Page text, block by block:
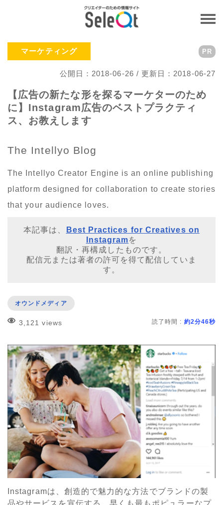
マーケティング
公開日：2018-06-26 / 更新日：2018-06-27
PR
【広告の新たな形を探るマーケターのため
に】Instagram広告のベストプラクティ
ス、お教えします
The Intellyo Blog
The Intellyo Creator Engine is an online publishing
platform designed for collaboration to create stories
that your audience loves.
本記事は、
Best Practices for Creatives on
Instagramを
翻訳・再構成したものです。
配信元または著者の許可を得て配信していま
す。
オウンドメディア
3,121 views 読了時間 : 約2分46秒
Instagramは、創造的で魅力的な方法でブランドの製
品やサービスを宣伝する、早くも最もポピュラーなプ